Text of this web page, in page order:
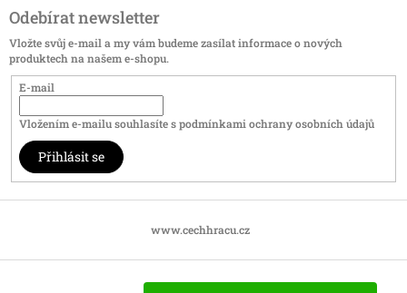
Odebírat newsletter
Vložte svůj e-mail a my vám budeme zasílat informace o nových
produktech na našem e-shopu.
E-mail
Vložením e-mailu souhlasíte spodmínkami ochrany osobních údajů
Přihlásit se
www.cechhracu.cz